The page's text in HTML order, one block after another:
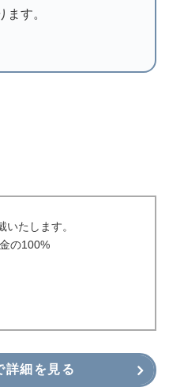
す。
たします。
の100%
詳細を見る